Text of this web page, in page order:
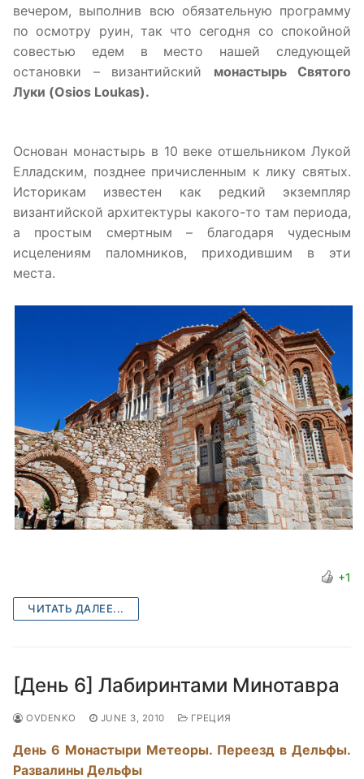
вечером, выполнив всю обязательную программу
по осмотру руин, так что сегодня со спокойной
совестью едем в место нашей следующей
остановки – византийский монастырь Святого
Луки (Osios Loukas).
Основан монастырь в 10 веке отшельником Лукой
Елладским, позднее причисленным к лику святых.
Историкам известен как редкий экземпляр
византийской архитектуры какого-то там периода,
а простым смертным – благодаря чудесным
исцелениям паломников, приходившим в эти
места.
+1
ЧИТАТЬ ДАЛЕЕ...
[День 6] Лабиринтами Минотавра
OVDENKO JUNE 3, 2010 ГРЕЦИЯ
День 6 Монастыри Метеоры. Переезд в Дельфы.
Развалины Дельфы